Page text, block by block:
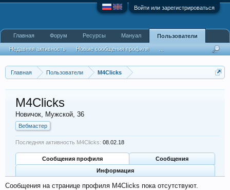
Войти или зарегистрироваться
Главная Пользователи M4Clicks
M4Clicks
Новичок, Мужской, 36
Вебмастер
Последняя активность M4Clicks: 08.02.18
Сообщения профиля
Сообщения
Информация
Сообщения на странице профиля M4Clicks пока отсутствуют.
Главная Форум Ресурсы Мануал Пользователи
Недавняя активность Новые сообщения профиля